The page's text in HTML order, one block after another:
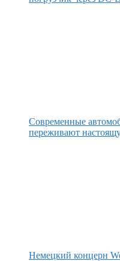
Современные
переживают
Немецкий концерн